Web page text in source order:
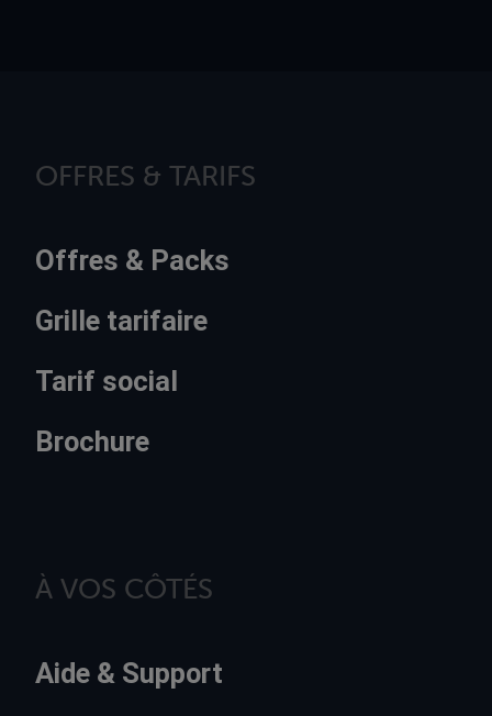
OFFRES & TARIFS
Offres & Packs
Grille tarifaire
Tarif social
Brochure
À VOS CÔTÉS
Aide & Support